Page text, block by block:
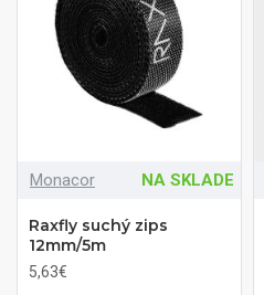
Monacor NA SKLADE
Raxfly suchý zips
12mm/5m
5,63€